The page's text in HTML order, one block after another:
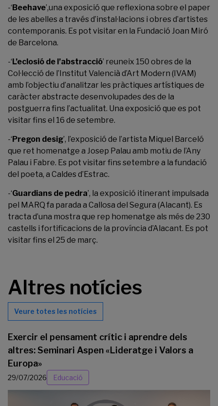
-‘ Beehave’,una exposició que reflexiona sobre el paper
de les abelles a través d’instal·lacions i obres d’artistes
contemporanis. Es pot visitar en la Fundació Joan Miró
de Barcelona.
-‘ L’eclosió de l’abstracció’ reuneix 150 obres de la
Col·lecció de l’ Institut Valencià d’Art Modern (IVAM)
amb l’objectiu d’analitzar les pràctiques artístiques de
caràcter abstracte desenvolupades des de la
postguerra fins l’actualitat. Una exposició que es pot
visitar fins el 16 de setembre.
-‘ Pregon desig’, l’exposició de l’artista Miquel Barceló
que ret homenatge a Josep Palau amb motiu de l’Any
Palau i Fabre. Es pot visitar fins setembre a la fundació
del poeta, a Caldes d’Estrac.
-‘Guardians de pedra’, la exposició itinerant impulsada
pel MARQ fa parada a Callosa del Segura (Alacant). Es
tracta d’una mostra que rep homenatge als més de 230
castells i fortificacions de la província d’Alacant. Es pot
visitar fins el 25 de març.
Altres notícies
Veure totes les notícies
Exercir el pensament crític i aprendre dels
altres: Seminari Aspen «Lideratge i Valors a
Europa»
29/07/2026 Educació